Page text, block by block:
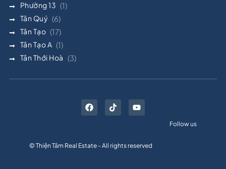
Phường 13 (1)
Tân Quý (6)
Tân Tạo (17)
Tân Tạo A (1)
Tân Thới Hoà (3)
© Thiện Tâm Real Estate - All rights reserved
Follow us